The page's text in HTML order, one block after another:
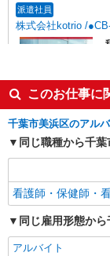
派遣社員
株式会社kotrio /
キー
職業紹介
株式会社トラスト
このお仕事に
千葉市美浜区のアル
同じ職種から千
看護師・保健師・
同じ雇用形態か
アルバイト